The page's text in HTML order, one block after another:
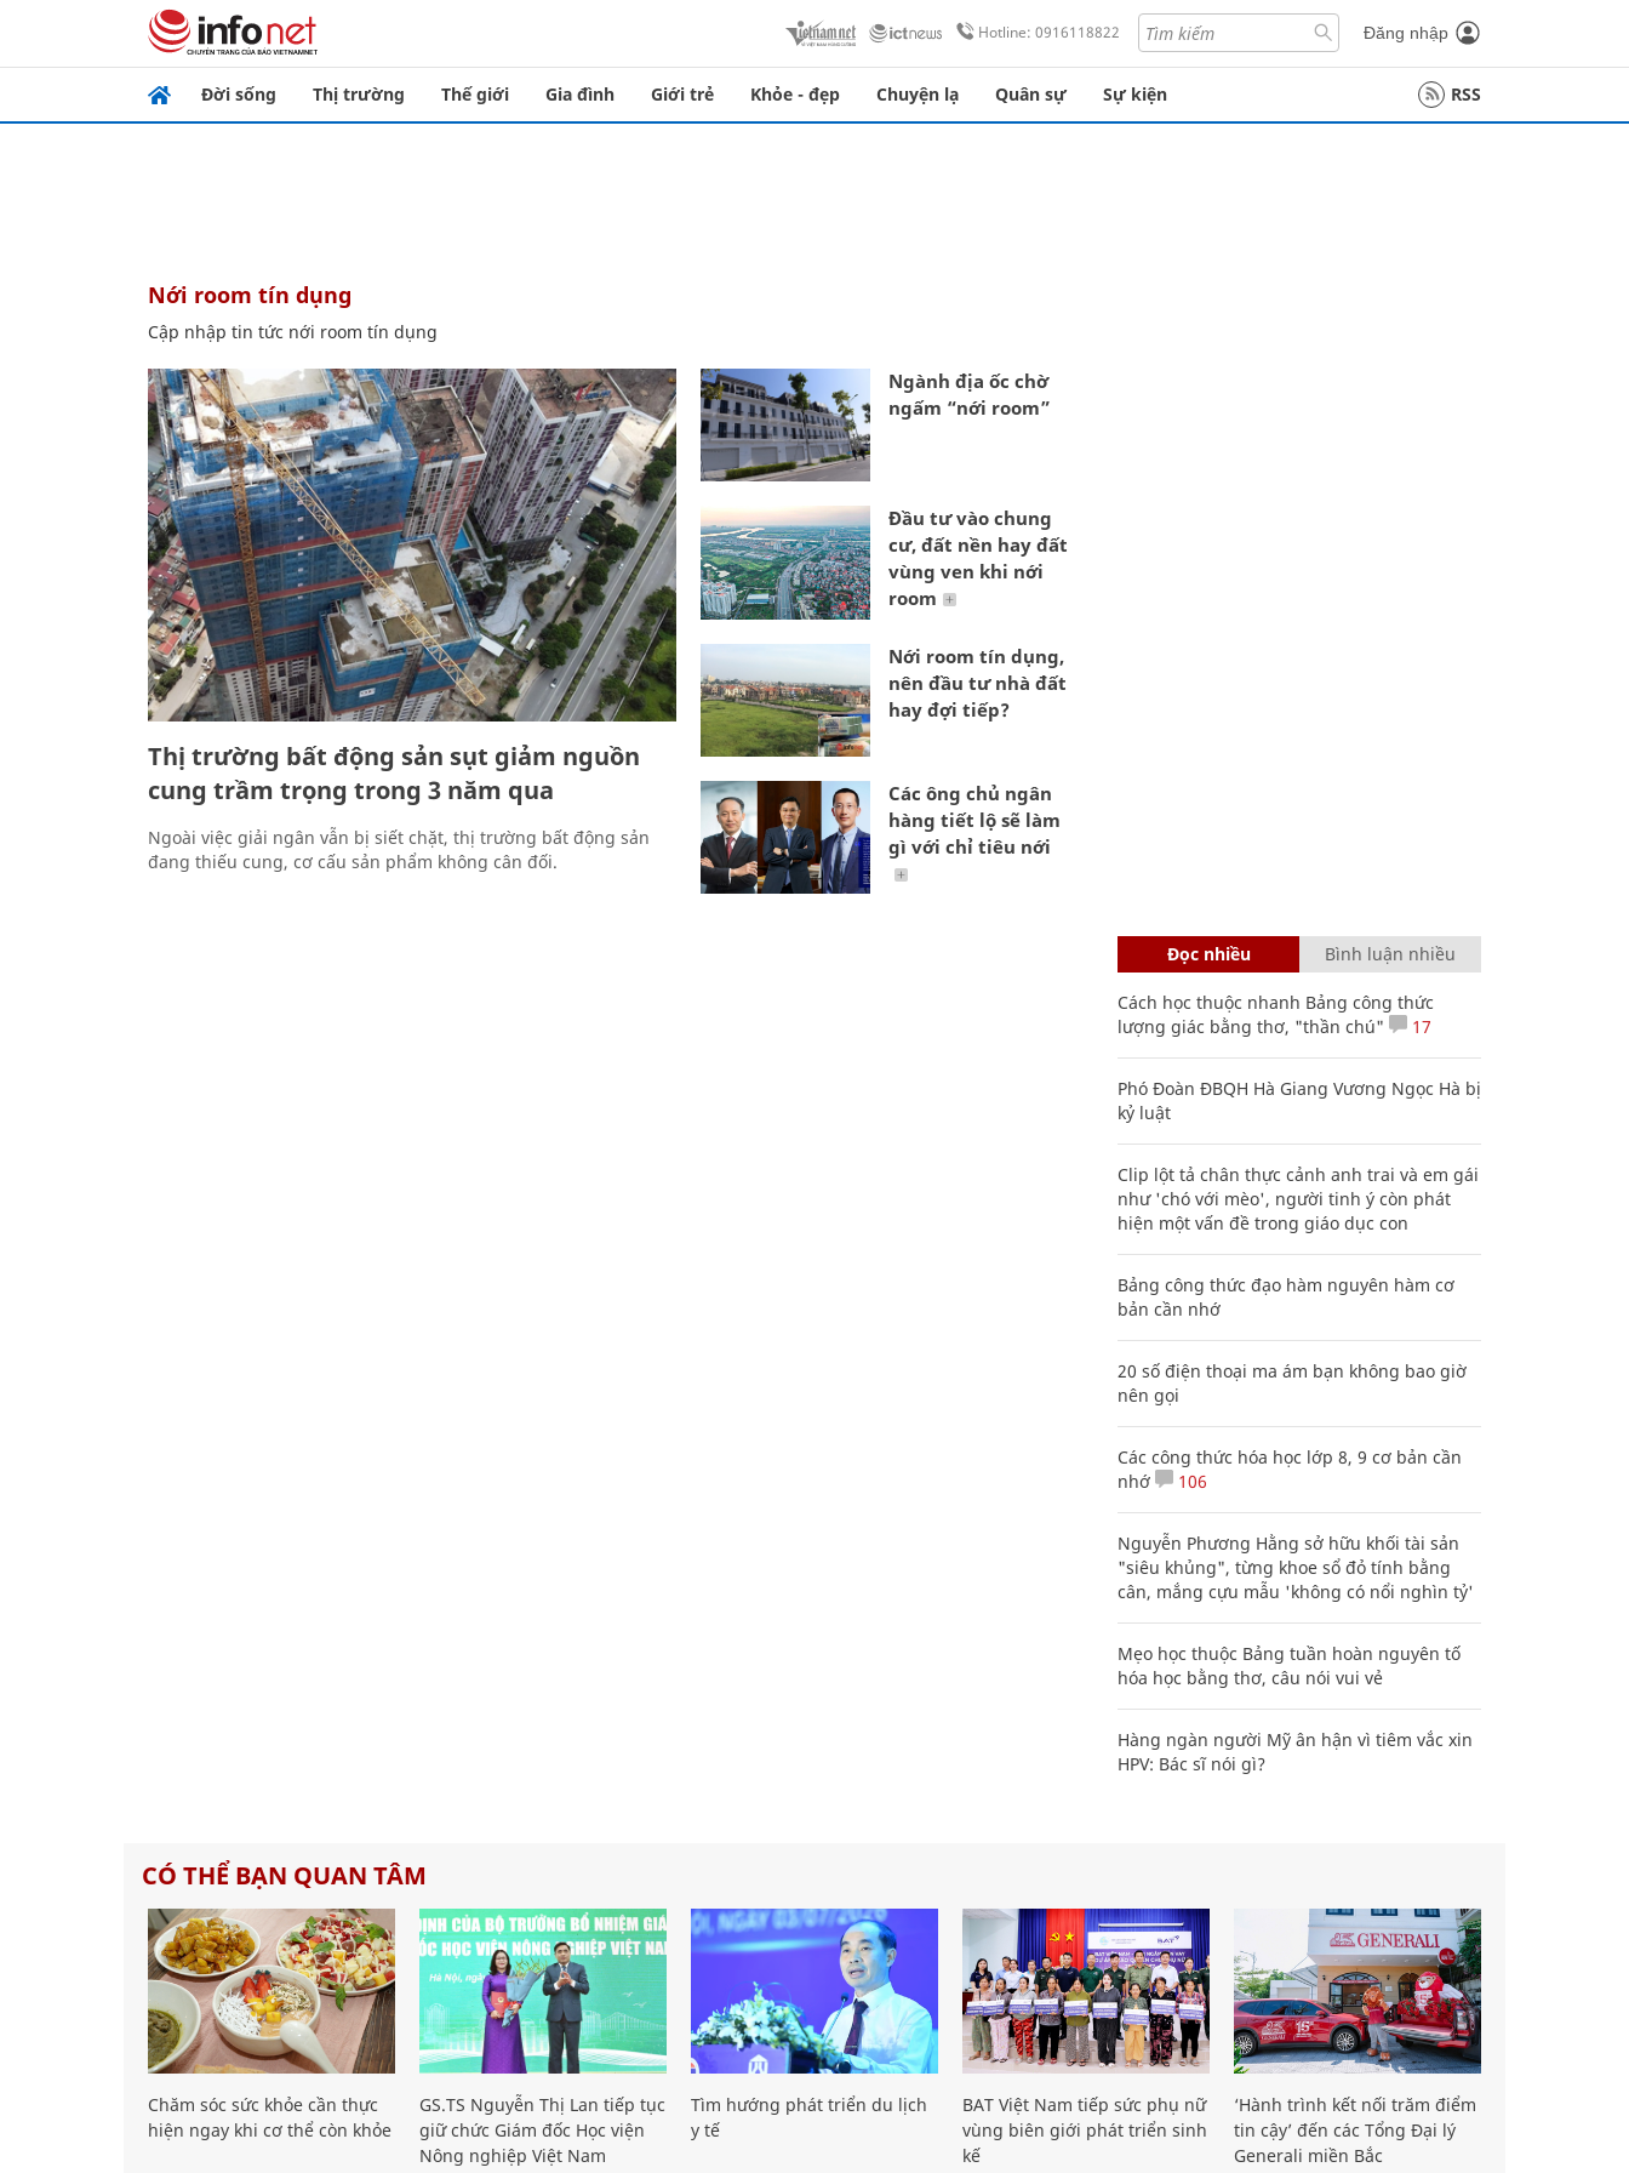
Hotline: 0916118822 Đăng nhập
Đời sống Thị trường Thế giới Gia đình Giới trẻ Khỏe - đẹp Chuyện lạ Quân sự Sự kiện RSS
nới room tín dụng
Cập nhập tin tức nới room tín dụng
Thị trường bất động sản sụt giảm nguồn
cung trầm trọng trong 3 năm qua
Ngoài việc giải ngân vẫn bị siết chặt, thị trường bất động sản
đang thiếu cung, cơ cấu sản phẩm không cân đối.
Ngành địa ốc chờ
ngấm “nới room”
Đầu tư vào chung
cư, đất nền hay đất
vùng ven khi nới
room
Nới room tín dụng,
nên đầu tư nhà đất
hay đợi tiếp?
Các ông chủ ngân
hàng tiết lộ sẽ làm
gì với chỉ tiêu nới
Đọc nhiều Bình luận nhiều
Cách học thuộc nhanh Bảng công thức
lượng giác bằng thơ, "thần chú"
17
Phó Đoàn ĐBQH Hà Giang Vương Ngọc Hà bị
kỷ luật
Clip lột tả chân thực cảnh anh trai và em gái
như 'chó với mèo', người tinh ý còn phát
hiện một vấn đề trong giáo dục con
Bảng công thức đạo hàm nguyên hàm cơ
bản cần nhớ
20 số điện thoại ma ám bạn không bao giờ
nên gọi
Các công thức hóa học lớp 8, 9 cơ bản cần
nhớ
106
Nguyễn Phương Hằng sở hữu khối tài sản
"siêu khủng", từng khoe sổ đỏ tính bằng
cân, mắng cựu mẫu 'không có nổi nghìn tỷ'
Mẹo học thuộc Bảng tuần hoàn nguyên tố
hóa học bằng thơ, câu nói vui vẻ
Hàng ngàn người Mỹ ân hận vì tiêm vắc xin
HPV: Bác sĩ nói gì?
CÓ THỂ BẠN QUAN TÂM
Chăm sóc sức khỏe cần thực
hiện ngay khi cơ thể còn khỏe
GS.TS Nguyễn Thị Lan tiếp tục
giữ chức Giám đốc Học viện
Nông nghiệp Việt Nam
Tìm hướng phát triển du lịch
y tế
BAT Việt Nam tiếp sức phụ nữ
vùng biên giới phát triển sinh
kế
‘Hành trình kết nối trăm điểm
tin cậy’ đến các Tổng Đại lý
Generali miền Bắc